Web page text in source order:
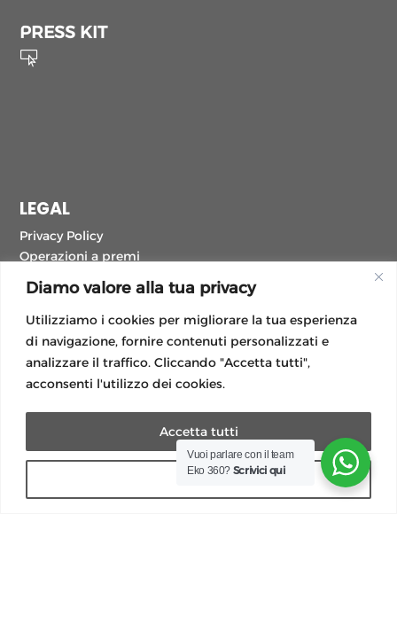
Diamo valore alla tua privacy
Utilizziamo i cookies per migliorare la tua esperienza
di navigazione, fornire contenuti personalizzati e
analizzare il traffico. Cliccando "Accetta tutti",
acconsenti l'utilizzo dei cookies.
Rifiuta
Accetta tutti
PRESS KIT

LEGAL
Privacy Policy
Operazioni a premi
Normative luce e gas
Modulistica
Guida lettura bolletta
Modulo Reclamo
Modulo reclami importi anomali
Vuoi parlare con il team
Eko 360? Scrivici qui